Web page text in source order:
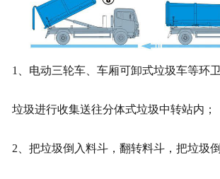
1、电动三轮车、车厢可卸式垃圾车等环
垃圾进行收集送往分体式垃圾中转站内；
2、把垃圾倒入料斗，翻转料斗，把垃圾